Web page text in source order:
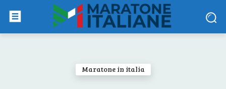
Maratone in italia